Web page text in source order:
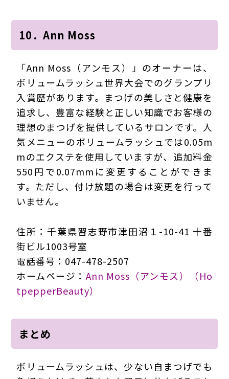
10．Ann Moss
「Ann Moss（アンモス）」のオーナーは、
ボリュームラッシュ世界大会でのグランプリ
入賞歴があります。まつげの美しさと健康を
追求し、豊富な経験と正しい知識でお客様の
理想のまつげを提供しているサロンです。人
気メニューのボリュームラッシュでは0.05m
mのエクステを使用していますが、追加料金
550円で0.07mmに変更することができま
す。ただし、付け放題の場合は変更を行って
いません。
住所：千葉県習志野市津田沼１-10-41 十番
街ビル1003号室
電話番号：047-478-2507
ホームページ： Ann Moss（アンモス）（Ho
tpepperBeauty）
まとめ
ボリュームラッシュは、少ない自まつげでも